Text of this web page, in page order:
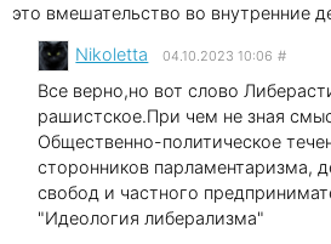
это вмешательство во внутренние
Nikoletta 04.10.2023 10:06 #
Все верно,но вот слово
рашистское.При чем не зная
Общественно-политическое
сторонников парламентаризма,
свобод и частного
"Идеология либерализма"